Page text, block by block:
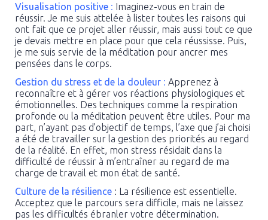
Visualisation positive : Imaginez-vous en train de
réussir. Je me suis attelée à lister toutes les raisons qui
ont fait que ce projet aller réussir, mais aussi tout ce que
je devais mettre en place pour que cela réussisse. Puis,
je me suis servie de la méditation pour ancrer mes
pensées dans le corps.
Gestion du stress et de la douleur : Apprenez à
reconnaître et à gérer vos réactions physiologiques et
émotionnelles. Des techniques comme la respiration
profonde ou la méditation peuvent être utiles. Pour ma
part, n’ayant pas d’objectif de temps, l’axe que j’ai choisi
a été de travailler sur la gestion des priorités au regard
de la réalité. En effet, mon stress résidait dans la
difficulté de réussir à m’entraîner au regard de ma
charge de travail et mon état de santé.
Culture de la résilience : La résilience est essentielle.
Acceptez que le parcours sera difficile, mais ne laissez
pas les difficultés ébranler votre détermination.